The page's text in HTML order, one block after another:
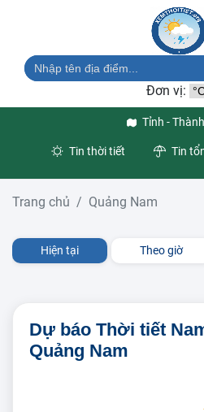
Đơn vị:
Tỉnh -
Tin thời tiết Tin
Trang chủ Quảng Nam
Hiện tại Theo giờ
Dự báo Thời tiết
Quảng Nam